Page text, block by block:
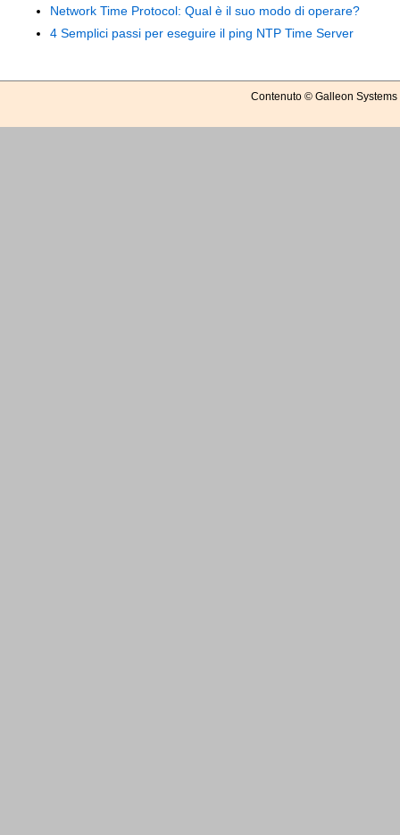
Network Time Protocol: Qual è il suo modo di operare?
4 Semplici passi per eseguire il ping NTP Time Server
Contenuto © Galleon Systems